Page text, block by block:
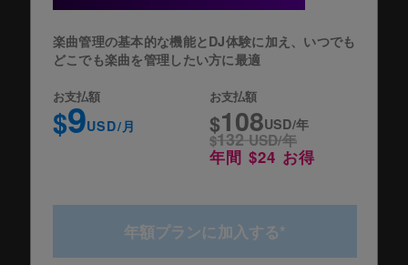
楽曲管理の基本的な機能とDJ体験に加え、いつでも
どこでも楽曲を管理したい方に最適
お支払額
$9USD/月
お支払額
$108USD/年
$132USD/年
年間 $24 お得
年額プランに加入する*